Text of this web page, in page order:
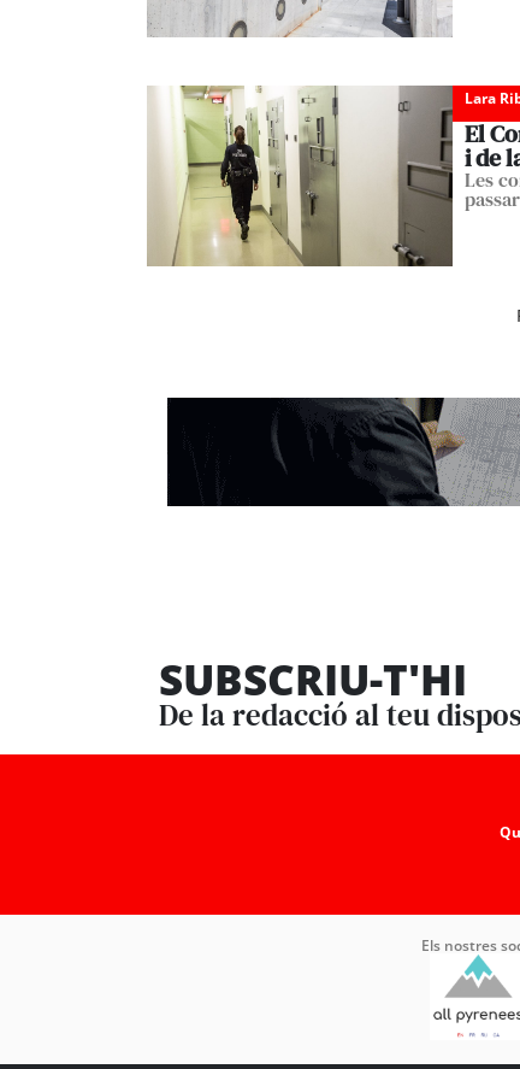
Lara
El
i de
Les
SUBSCRIU-T'HI
De la redacció al teu
Els nostres